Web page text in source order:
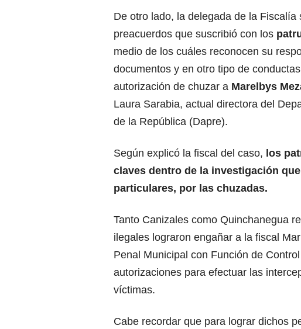
De otro lado, la delegada de la
preacuerdos que suscribió con los
medio de los cuáles reconocen su
documentos y en otro tipo de
autorización de chuzar a Marelbys
Laura Sarabia, actual directora del
de la República (Dapre).
Según explicó la fiscal del caso, los
claves dentro de la investigación
particulares, por las chuzadas.
Tanto Canizales como Quinchanegua
ilegales lograron engañar a la fiscal
Penal Municipal con Función de
autorizaciones para efectuar las
víctimas.
Cabe recordar que para lograr dichos